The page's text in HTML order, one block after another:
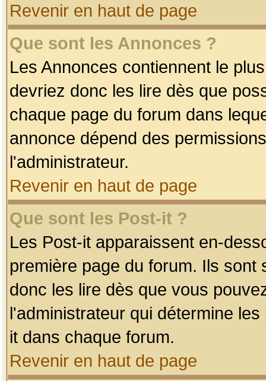
Revenir en haut de page
Que sont les Annonces ?
Les Annonces contiennent le
devriez donc les lire dès que
chaque page du forum dans
annonce dépend des
l'administrateur.
Revenir en haut de page
Que sont les Post-it ?
Les Post-it apparaissent en-
première page du forum. Ils
donc les lire dès que vous
l'administrateur qui détermine
it dans chaque forum.
Revenir en haut de page